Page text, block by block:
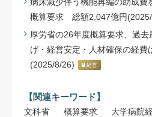
概算要求 総額2,047億円
厚労省の26年度概算要求、過
げ・経営安定・人材確保の経費
(2025/8/26)
経営
【関連キーワード】
文科省 概算要求
大学病院